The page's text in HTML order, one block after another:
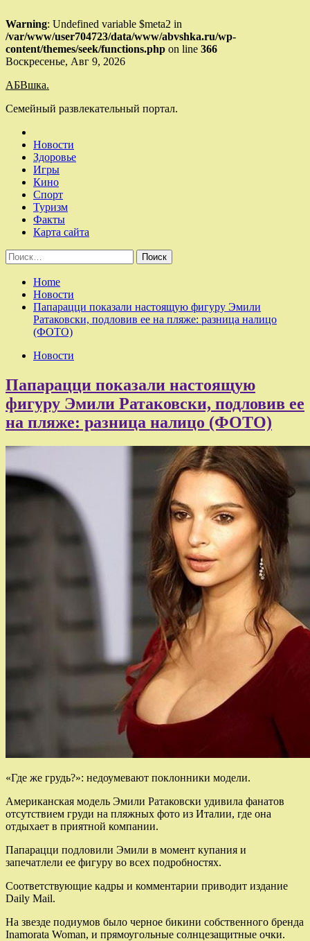
Warning: Undefined variable $meta2 in
/var/www/user704723/data/www/abvshka.ru/wp-
content/themes/seek/functions.php on line 366
Skip
content
Воскресенье, Авг 9, 2026
АБВшка.
Семейный развлекательный портал.
Новости
Здоровье
Игры
Кино
Спорт
Туризм
Факты
Карта сайта
Найти:
Home
Новости
Папарацци показали настоящую фигуру Эмили
Ратаковски, подловив ее на пляже: разница налицо
(ФОТО)
Новости
Папарацци показали настоящую
фигуру Эмили Ратаковски, подловив ее
на пляже: разница налицо (ФОТО)
«Где же грудь?»: недоумевают поклонники модели.
Американская модель Эмили Ратаковски удивила фанатов
отсутствием груди на пляжных фото из Италии, где она
отдыхает в приятной компании.
Папарацци подловили Эмили в момент купания и
запечатлели ее фигуру во всех подробностях.
Соответствующие кадры и комментарии приводит издание
Daily Mail.
На звезде подиумов было черное бикини собственного бренда
Inamorata Woman, и прямоугольные солнцезащитные очки.